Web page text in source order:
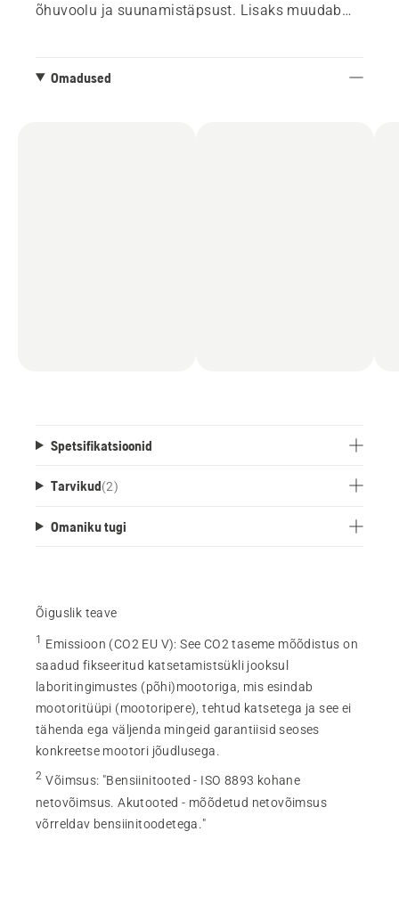
õhuvoolu ja suunamistäpsust. Lisaks muudab
mitmekülgsemaks. Tänu suurele jõudlusele ja
Omadused
Spetsifikatsioonid
Tarvikud(2)
Omaniku tugi
Õiguslik teave
1 Emissioon (CO2 EU V):See CO2 taseme mõõdistus on
saadud fikseeritud katsetamistsükli jooksul
laboritingimustes (põhi)mootoriga, mis esindab
mootoritüüpi (mootoripere), tehtud katsetega ja see ei
tähenda ega väljenda mingeid garantiisid seoses
konkreetse mootori jõudlusega.
2 Võimsus: "Bensiinitooted - ISO 8893 kohane
netovõimsus. Akutooted - mõõdetud netovõimsus
võrreldav bensiinitoodetega."